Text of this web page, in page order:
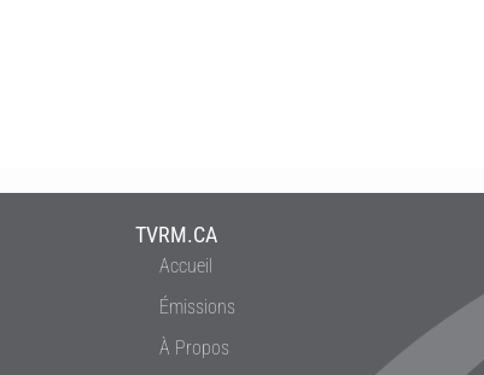
TVRM.CA
Accueil
Émissions
À Propos